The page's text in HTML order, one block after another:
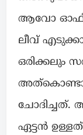
ആവോ
ലീവ്
ഒരിക്കലും
ചോദിച്ചത്.
ഏട്ടൻ